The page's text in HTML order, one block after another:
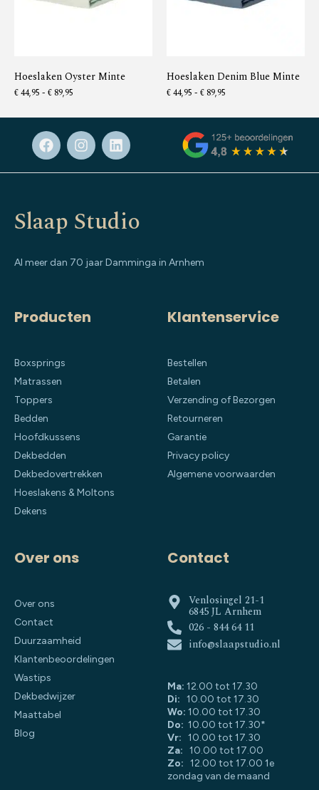
Hoeslaken Oyster Minte
€44,95 - € 89,95
Hoeslaken Denim Blue Minte
€44,95 - € 89,95
Slaap Studio
Al meer dan 70 jaar Damminga in Arnhem
Producten
Boxsprings
Matrassen
Toppers
Bedden
Hoofdkussens
Dekbedden
Dekbedovertrekken
Hoeslakens & Moltons
Dekens
Klantenservice
Bestellen
Betalen
Verzending of Bezorgen
Retourneren
Garantie
Privacy policy
Algemene voorwaarden
Over ons
Over ons
Contact
Duurzaamheid
Klantenbeoordelingen
Wastips
Dekbedwijzer
Maattabel
Blog
Contact
Venlosingel 21-1
6845 JL Arnhem
026 - 844 64 11
info@slaapstudio.nl
Ma: 12.00 tot 17.30
Di: 10.00 tot 17.30
Wo: 10.00 tot 17.30
Do: 10.00 tot 17.30*
Vr: 10.00 tot 17.30
Za: 10.00 tot 17.00
Zo: 12.00 tot 17.00 1e
zondag van de maand